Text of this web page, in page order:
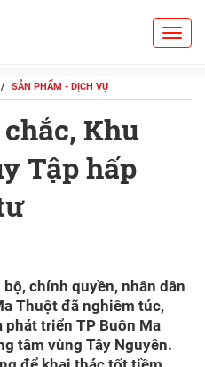
SẢN PHẨM - DỊCH VỤ
Khu
Tập hấp
chính quyền, nhân dân
Thuột đã nghiêm túc,
triển TP Buôn Ma
tâm vùng Tây Nguyên.